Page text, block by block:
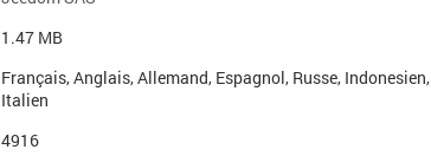
1.47 MB
Français, Anglais, Allemand, Espagnol, Russe, Indonesien,
Italien
4916